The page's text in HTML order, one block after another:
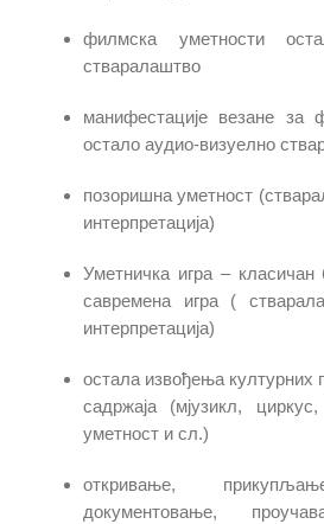
филмска уметности
стваралаштво
манифестације везане за
остало аудио-визуелно
позоришна уметност
интерпретација)
Уметничка игра – класичан
савремена игра (
интерпретација)
остала извођења културних
садржаја (мјузикл,
уметност и сл.)
откривање,
документовање,